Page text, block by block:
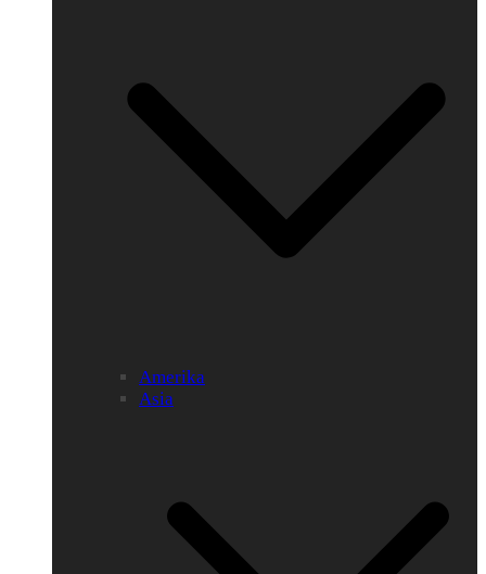
Amerika
Asia